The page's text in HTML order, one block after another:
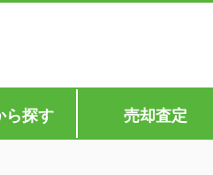
ら探す 売却査定